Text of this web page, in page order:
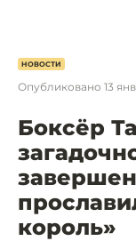
НОВОСТИ
Опубликовано 13
Боксёр
король»